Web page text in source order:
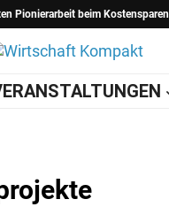
Pionierarbeit beim Kostensparen